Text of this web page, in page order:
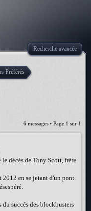
Recherche avancée
Préférés
6 messages • Page 1 sur 1
décès de Tony Scott, frère
2012 en se jetant d'un pont.
succés des blockbusters